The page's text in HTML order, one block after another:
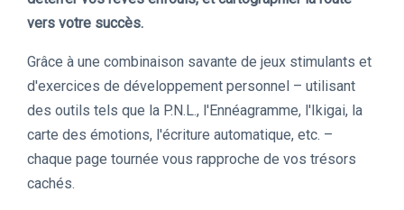
vers votre succès.
Grâce à une combinaison savante de jeux stimulants et
d'exercices de développement personnel – utilisant
des outils tels que la P.N.L., l'Ennéagramme, l'Ikigai, la
carte des émotions, l'écriture automatique, etc. –
chaque page tournée vous rapproche de vos trésors
cachés.